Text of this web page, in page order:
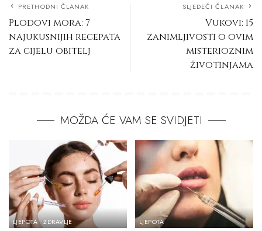
PRETHODNI ČLANAK
Plodovi mora: 7
najukusnijih recepata
za cijelu obitelj
SLJEDEĆI ČLANAK
Vukovi: 15
zanimljivosti o ovim
misterioznim
životinjama
MOŽDA ĆE VAM SE SVIDJETI
LJEPOTA ZDRAVLJE LJEPOTA